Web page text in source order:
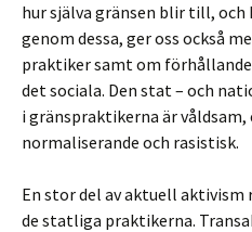
hur själva gränsen blir till, och
genom dessa, ger oss också
praktiker samt om
det sociala. Den stat – och
i gränspraktikerna är våldsam,
normaliserande och rasistisk.
En stor del av aktuell
de statliga praktikerna.